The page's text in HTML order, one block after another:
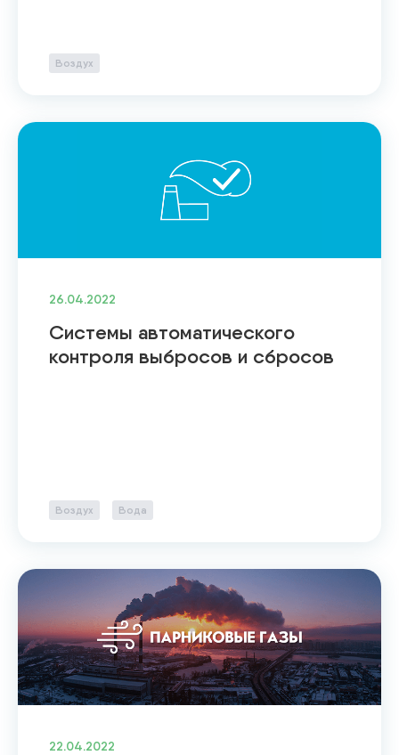
Воздух
26.04.2022
Системы автоматического
контроля выбросов и сбросов
Воздух Вода
22.04.2022